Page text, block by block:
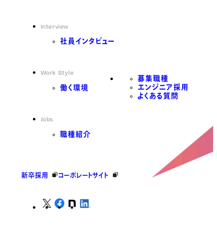
Interview
社員インタビュー
Work Style
働く環境
Jobs
職種紹介
募集職種
エンジニア採用
よくある質問
新卒採用 コーポレートサイト